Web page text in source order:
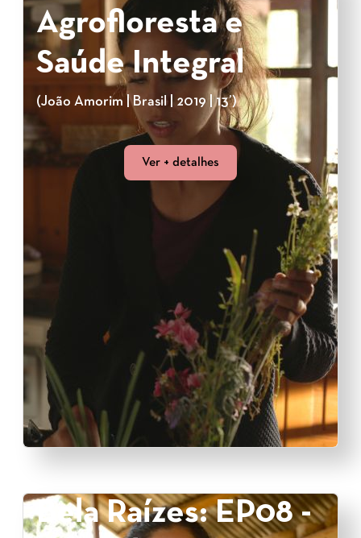
Agrofloresta e
Saúde Integral
(João Amorim | Brasil | 2019 | 13’)
Ver + detalhes
Bela Raízes: EP08 -